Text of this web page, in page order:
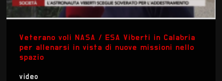
Veterano voli NASA / ESA Viberti in Calabria
per allenarsi in vista di nuove missioni nello
spazio
video